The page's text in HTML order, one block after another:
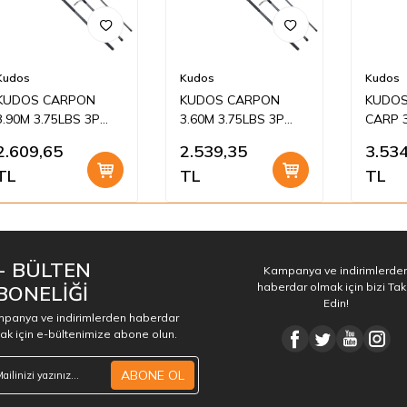
CARPON
3.75LBS 3P
Kudos
KUDOS CARPON
3.60M 3.75LBS 3P
2.539,35
TL
Kudos
CARP
TL
BÜLTEN
ve indirimlerden haberdar
için e-bültenimize abone olun.
ABONE OL
Kampanya ve
haberdar olmak için bizi
Edin!